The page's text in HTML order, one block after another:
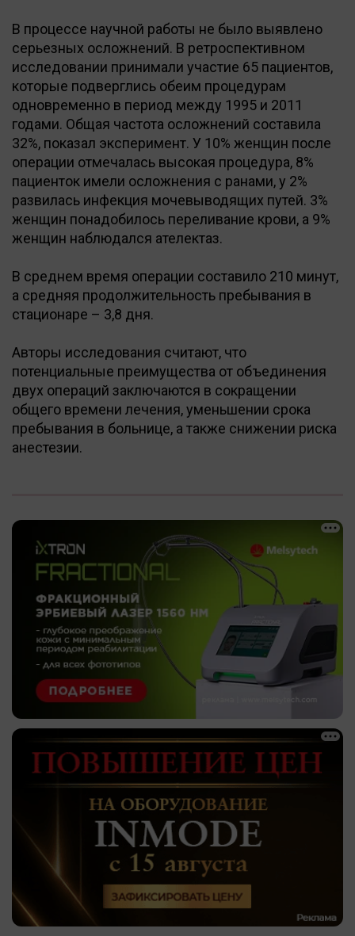
В процессе научной работы не было выявлено
серьезных осложнений. В ретроспективном
исследовании принимали участие 65 пациентов,
которые подверглись обеим процедурам
одновременно в период между 1995 и 2011
годами. Общая частота осложнений составила
32%, показал эксперимент. У 10% женщин после
операции отмечалась высокая процедура, 8%
пациенток имели осложнения с ранами, у 2%
развилась инфекция мочевыводящих путей. 3%
женщин понадобилось переливание крови, а 9%
женщин наблюдался ателектаз.
В среднем время операции составило 210 минут,
а средняя продолжительность пребывания в
стационаре – 3,8 дня.
Авторы исследования считают, что
потенциальные преимущества от объединения
двух операций заключаются в сокращении
общего времени лечения, уменьшении срока
пребывания в больнице, а также снижении риска
анестезии.